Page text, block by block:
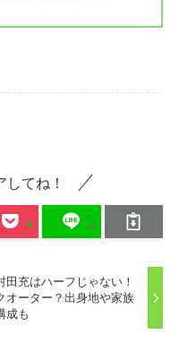
てね！
田充はハーフじゃない！
オーター？出身地や家族
成も